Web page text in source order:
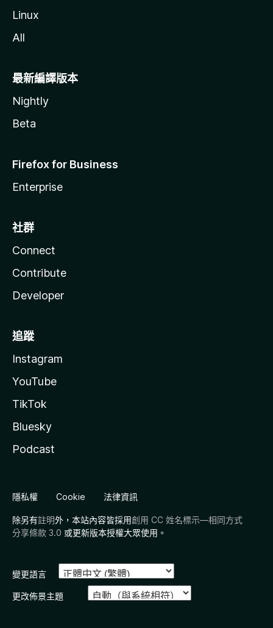
Linux
All
最新編譯版本
Nightly
Beta
Firefox for Business
Enterprise
社群
Connect
Contribute
Developer
追蹤
Instagram
YouTube
TikTok
Bluesky
Podcast
隱私權 Cookie 法律資訊
除另有註明外，本站內容皆採用創用 CC 姓名標示—相同方式
分享條款 3.0 或更新版本授權大眾使用。
變更語言
更改佈景主題